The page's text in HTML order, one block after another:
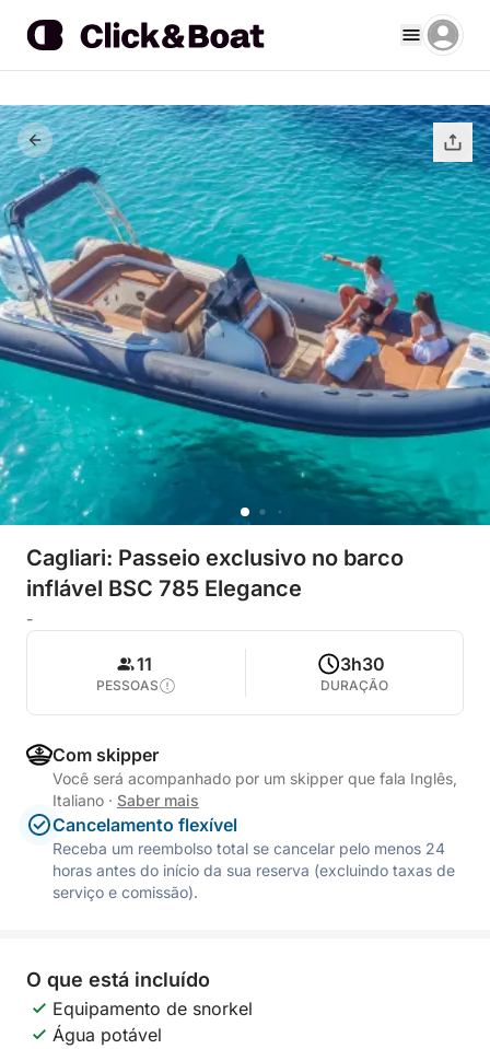
Cagliari: Passeio exclusivo no barco
inflável BSC 785 Elegance
-
11
PESSOAS
3h30
DURAÇÃO
Com skipper
Você será acompanhado por um skipper que fala Inglês,
Italiano · Saber mais
Cancelamento flexível
Receba um reembolso total se cancelar pelo menos 24
horas antes do início da sua reserva (excluindo taxas de
serviço e comissão).
O que está incluído
Equipamento de snorkel
Água potável